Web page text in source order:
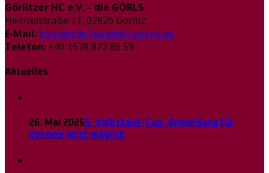
Görlitzer HC e.V. – die GÖRLS
Heinzelstraße 11, 02826 Görlitz
E-Mail: kontakt[at]handball-goerls.de
Telefon: +49 1578 872 88 59
Aktuelles
26. Mai 20265. Volksbank-Cup: Anmeldung für
Vereine jetzt möglich